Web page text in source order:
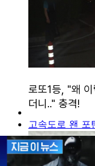
고속도로 왠